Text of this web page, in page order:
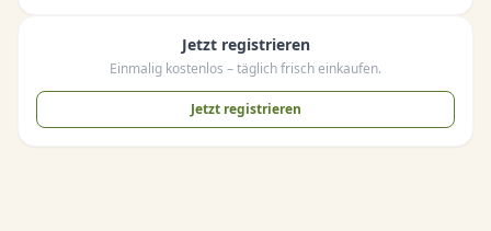
Jetzt registrieren
Einmalig kostenlos – täglich frisch einkaufen.
Jetzt registrieren